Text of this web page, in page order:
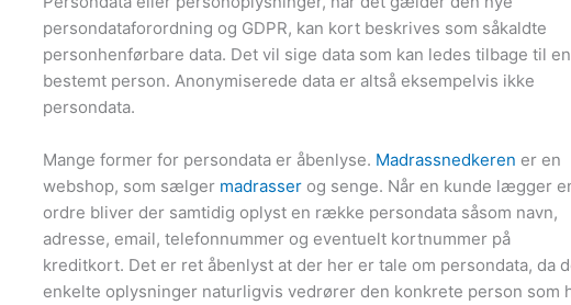
persondataforordning og GDPR, kan kort beskrives som såkaldte
personhenførbare data. Det vil sige data som kan ledes tilbage til en
bestemt person. Anonymiserede data er altså eksempelvis ikke
persondata.
Mange former for persondata er åbenlyse. Madrassnedkeren er en
webshop, som sælger madrasser og senge. Når en kunde lægger
ordre bliver der samtidig oplyst en række persondata såsom navn,
adresse, email, telefonnummer og eventuelt kortnummer på
kreditkort. Det er ret åbenlyst at der her er tale om persondata, da
enkelte oplysninger naturligvis vedrører den konkrete person som